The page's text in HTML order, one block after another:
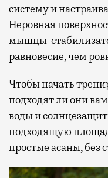
систему и
Неровная
мышцы-
равновесие, чем
Чтобы начать
подходят ли они
воды и
подходящую
простые асаны, без